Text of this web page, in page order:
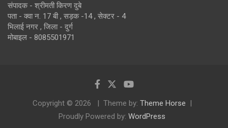
संपादक - श्रीमती किरण दुबे
पता - क्वा न. 17 बी , सड़क -14 , सेक्टर - 4
भिलाई नगर , जिला - दुर्ग
मोबाइल - 8085501971
Copyright © 2026 Theme by: Theme Horse
Proudly Powered by: WordPress